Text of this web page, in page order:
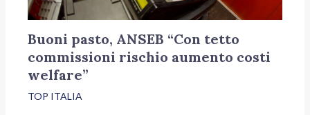
Buoni pasto, ANSEB “Con tetto
commissioni rischio aumento costi
welfare”
TOP ITALIA